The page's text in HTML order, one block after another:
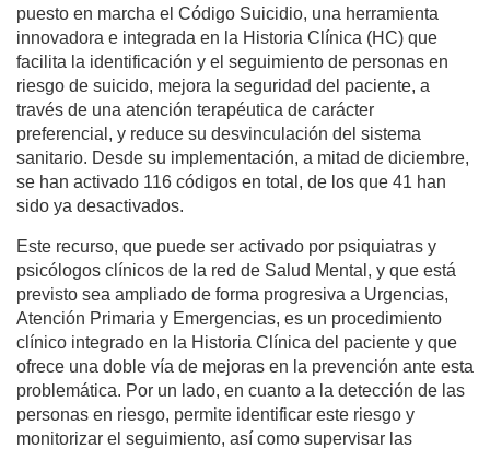
puesto en marcha el Código Suicidio, una herramienta
innovadora e integrada en la Historia Clínica (HC) que
facilita la identificación y el seguimiento de personas en
riesgo de suicido, mejora la seguridad del paciente, a
través de una atención terapéutica de carácter
preferencial, y reduce su desvinculación del sistema
sanitario. Desde su implementación, a mitad de diciembre,
se han activado 116 códigos en total, de los que 41 han
sido ya desactivados.
Este recurso, que puede ser activado por psiquiatras y
psicólogos clínicos de la red de Salud Mental, y que está
previsto sea ampliado de forma progresiva a Urgencias,
Atención Primaria y Emergencias, es un procedimiento
clínico integrado en la Historia Clínica del paciente y que
ofrece una doble vía de mejoras en la prevención ante esta
problemática. Por un lado, en cuanto a la detección de las
personas en riesgo, permite identificar este riesgo y
monitorizar el seguimiento, así como supervisar las